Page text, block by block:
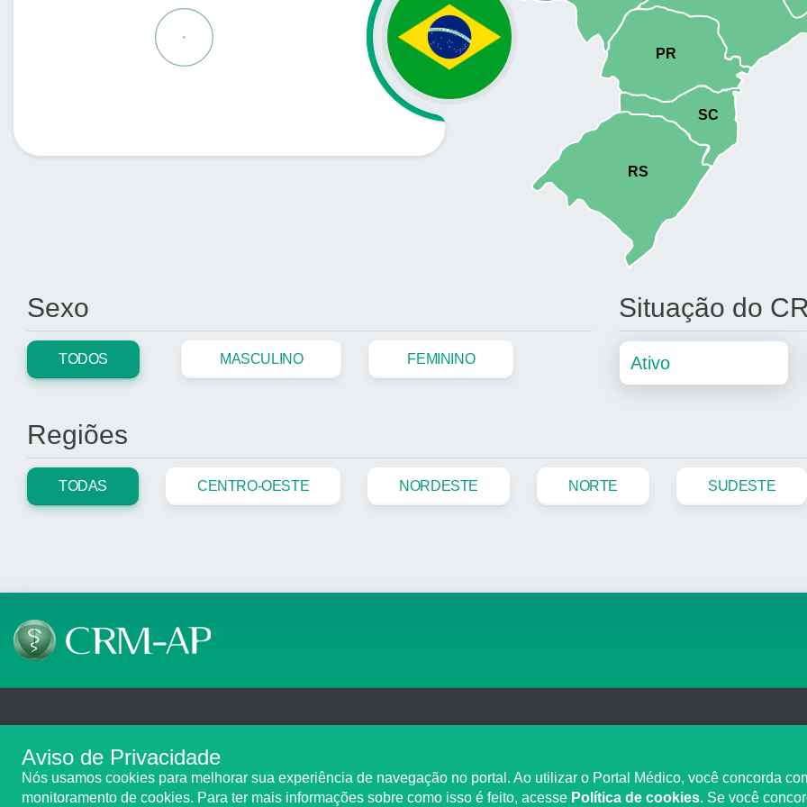
Sexo
TODOS MASCULINO FEMININO
Situação do
Regiões
TODAS CENTRO-OESTE NORDESTE NORTE SUDESTE
Av. Feliciano Coelho, n°. 1060, Trem, Macapá/AP - CEP: 68901-025
Copyright 2026 CRM-AP. Todos os direitos reservados.
Aviso de Privacidade
Nós usamos cookies para melhorar sua experiência de navegação no portal. Ao utilizar o Portal Médico, você concorda
monitoramento de cookies. Para ter mais informações sobre como isso é feito, acesse Política de cookies. Se você